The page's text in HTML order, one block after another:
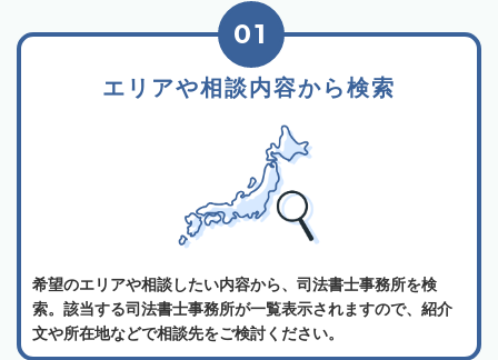
エリアや相談内容から検索
01
希望のエリアや相談したい内容から、司法書士事務所を検
索。該当する司法書士事務所が一覧表示されますので、紹介
文や所在地などで相談先をご検討ください。